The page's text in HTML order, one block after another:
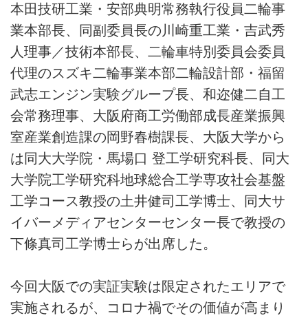
本田技研工業・安部典明常務執行役員二輪事
業本部長、同副委員長の川崎重工業・吉武秀
人理事／技術本部長、二輪車特別委員会委員
代理のスズキ二輪事業本部二輪設計部・福留
武志エンジン実験グループ長、和迩健二自工
会常務理事、大阪府商工労働部成長産業振興
室産業創造課の岡野春樹課長、大阪大学から
は同大大学院・馬場口 登工学研究科長、同大
大学院工学研究科地球総合工学専攻社会基盤
工学コース教授の土井健司工学博士、同大サ
イバーメディアセンターセンター長で教授の
下條真司工学博士らが出席した。
今回大阪での実証実験は限定されたエリアで
実施されるが、コロナ禍でその価値が高まり